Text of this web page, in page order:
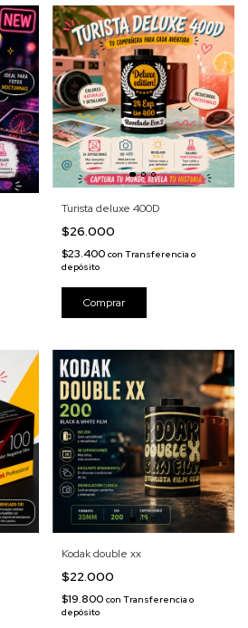
Turista deluxe 400D
$26.000
$23.400 con Transferencia o
depósito
Kodak double xx
$22.000
$19.800 con Transferencia o
depósito